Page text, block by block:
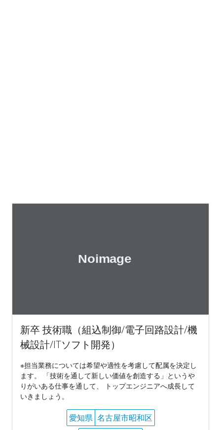
新卒 技術職（組込制御/電子回路設計/機
械設計/ITソフト開発）
※担当業務については希望や適性を考慮して配属を決定し
ます。 「技術を通して新しい価値を創造する」というや
りがいある仕事を通して、 トップエンジニアへ成長して
いきましょう。
愛知県 名古屋市昭和区